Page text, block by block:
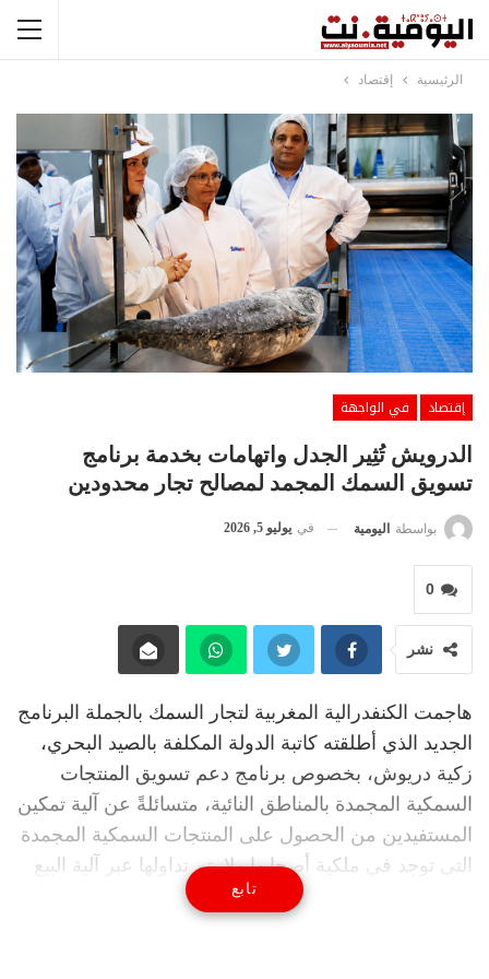
الرئيسية إقتصاد
إقتصاد
في الواجهة
الدرويش تُثِير الجدل واتهامات بخدمة برنامج
تسويق السمك المجمد لمصالح تجار محدودين
بواسطة اليومية في يوليو 5, 2026
0
نشر
هاجمت الكنفدرالية المغربية لتجار السمك بالجملة البرنامج
الجديد الذي أطلقته كاتبة الدولة المكلفة بالصيد البحري،
زكية دريوش، بخصوص برنامج دعم تسويق المنتجات
السمكية المجمدة بالمناطق النائية، متسائلةً عن آلية تمكين
المستفيدين من الحصول على المنتجات السمكية المجمدة
التي توجد في ملكية أصحابها ولا يتم تداولها عبر آلية البيع
بالمزاد العلني داخل أسواق السمك.
تابع